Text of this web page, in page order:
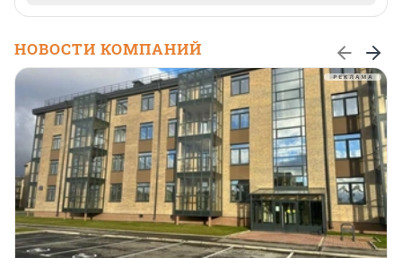
НОВОСТИ КОМПАНИЙ